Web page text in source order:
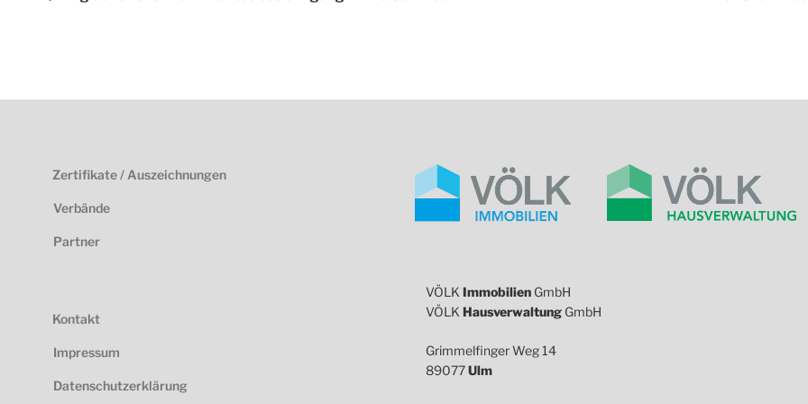
Zertifikate / Auszeichnungen
Verbände
Partner
Kontakt
Impressum
Datenschutzerklärung
VÖLK Immobilien GmbH
VÖLK Hausverwaltung GmbH
Grimmelfinger Weg 14
89077Ulm